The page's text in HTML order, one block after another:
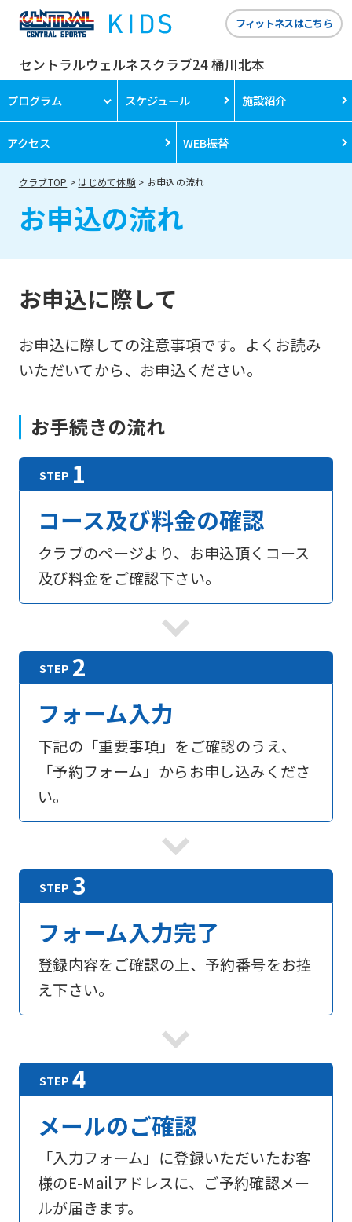
セントラルウェルネスクラブ24 桶川北本
フィットネスはこちら
プログラム スケジュール 施設紹介
アクセス WEB振替
クラブTOP はじめて体験 お申込の流れ
お申込の流れ
お申込に際して
お申込に際しての注意事項です。よくお読み
いただいてから、お申込ください。
お手続きの流れ
コース及び料金の確認
クラブのページより、お申込頂くコース
及び料金をご確認下さい。
フォーム入力
下記の「重要事項」をご確認のうえ、
「予約フォーム」からお申し込みくださ
い。
フォーム入力完了
登録内容をご確認の上、予約番号をお控
え下さい。
メールのご確認
「入力フォーム」に登録いただいたお客
様のE-Mailアドレスに、ご予約確認メー
ルが届きます。